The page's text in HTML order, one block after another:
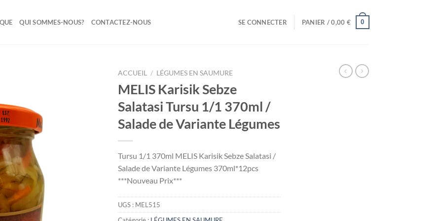
QUI SOMMES-NOUS? CONTACTEZ-NOUS SE CONNECTER PANIER /0,00 € 0
ACCUEIL / LÉGUMES EN SAUMURE
MELIS Karisik Sebze
Salatasi Tursu 1/1 370ml /
Salade de Variante Légumes
Tursu 1/1 370ml MELIS Karisik Sebze Salatasi /
Salade de Variante Légumes 370ml*12pcs
***Nouveau Prix***
UGS : MEL515